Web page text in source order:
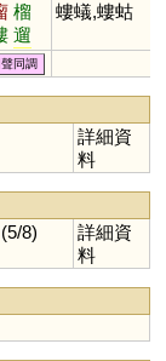
榴
遛
鏐
蟉
鷜
螻蟻,螻蛄
聲同調
詳細資
料
(5/8)
詳細資
料